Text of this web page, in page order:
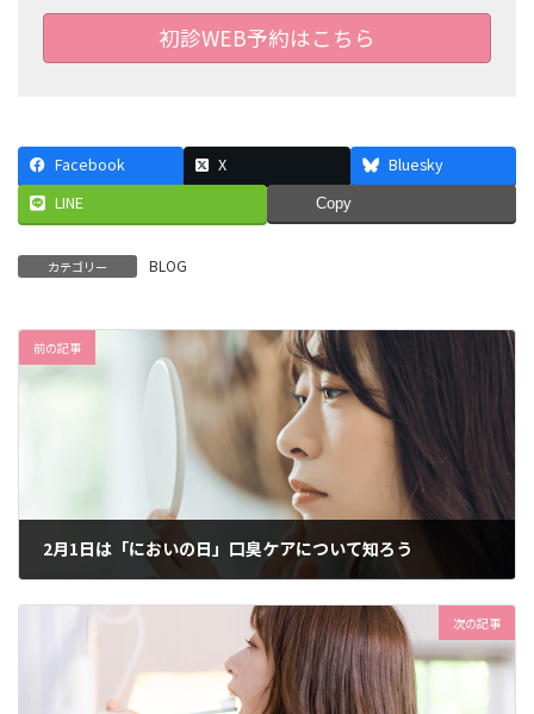
初診WEB予約はこちら
Facebook X
Bluesky
LINE
Copy
カテゴリー BLOG
前の記事
2月1日は「においの日」口臭ケアについて知ろう
次の記事